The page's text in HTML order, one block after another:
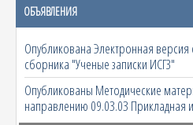
ОБЪЯВЛЕНИЯ
Опубликована Электронная
сборника "Ученые записки ИСГЗ"
Опубликованы Методические
направлению 09.03.03 Прикладная